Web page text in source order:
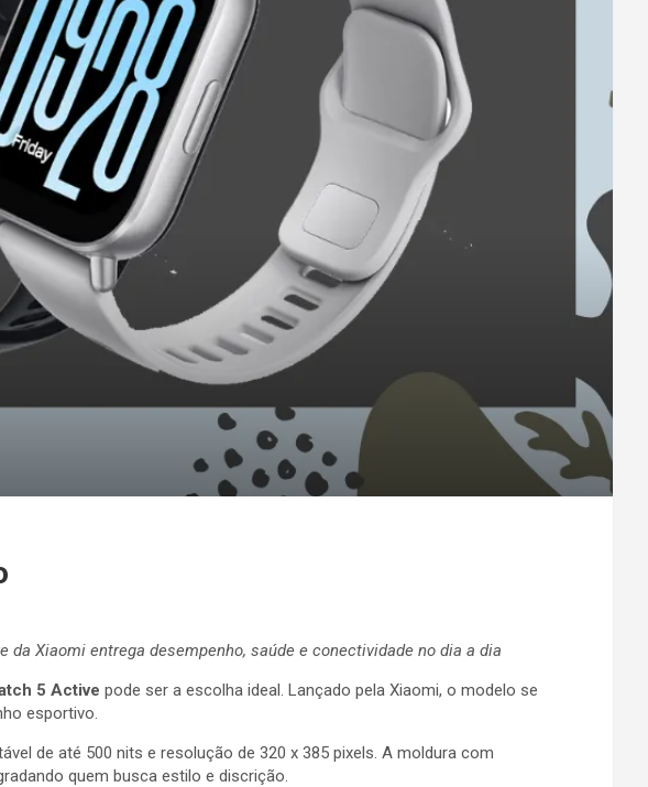
Xiaomi entrega desempenho, saúde e conectividade no dia a dia
5 Active pode ser a escolha ideal. Lançado pela Xiaomi, o modelo se
esportivo.
de até 500 nits e resolução de 320 x 385 pixels. A moldura com
quem busca estilo e discrição.